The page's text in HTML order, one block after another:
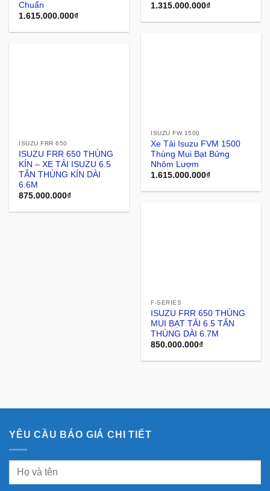
1.315.000.000₫
Chuẩn
1.615.000.000₫
ISUZU FW 1500
Xe Tải Isuzu FVM 1500
Thùng Mui Bạt Bửng
Nhôm Lượm
1.615.000.000₫
ISUZU FRR 650
ISUZU FRR 650 THÙNG
KÍN – XE TẢI ISUZU 6.5
TẤN THÙNG KÍN DÀI
6.6M
875.000.000₫
F-SERIES
ISUZU FRR 650 THÙNG
MUI BẠT TẢI 6.5 TẤN
THÙNG DÀI 6.7M
850.000.000₫
YÊU CẦU BÁO GIÁ CHI TIẾT